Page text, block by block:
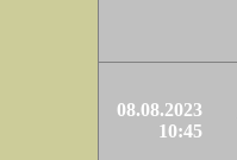
08.08.2023
10:45